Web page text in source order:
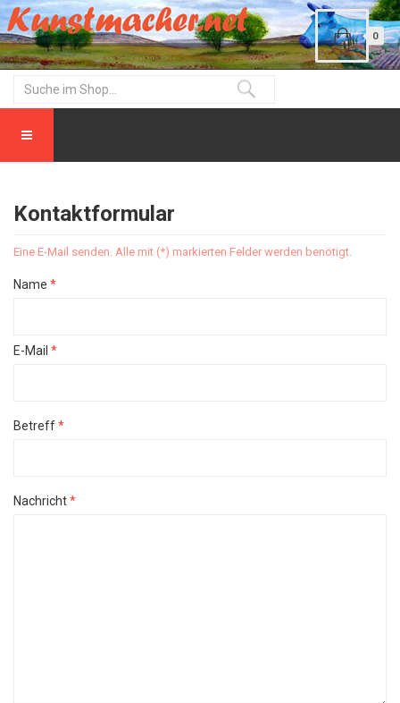
0
Kontaktformular
Eine E-Mail senden. Alle mit (*) markierten Felder werden benötigt.
Name *
E-Mail *
Betreff*
Nachricht*